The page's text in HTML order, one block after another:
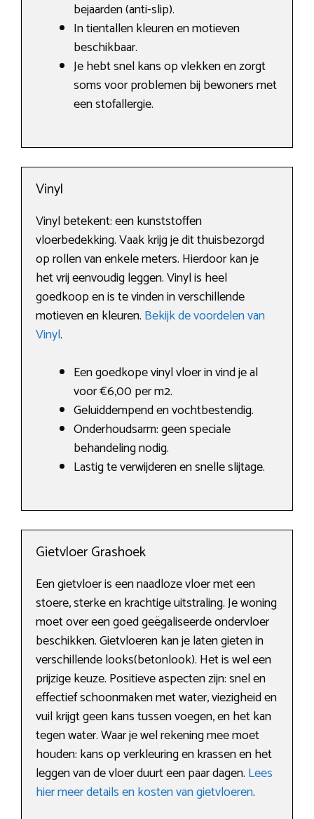
bejaarden (anti-slip).
In tientallen kleuren en motieven
beschikbaar.
Je hebt snel kans op vlekken en zorgt
soms voor problemen bij bewoners met
een stofallergie.
Vinyl
Vinyl betekent: een kunststoffen
vloerbedekking. Vaak krijg je dit thuisbezorgd
op rollen van enkele meters. Hierdoor kan je
het vrij eenvoudig leggen. Vinyl is heel
goedkoop en is te vinden in verschillende
motieven en kleuren. Bekijk de voordelen van
Vinyl.
Een goedkope vinyl vloer in vind je al
voor €6,00 per m2.
Geluiddempend en vochtbestendig.
Onderhoudsarm: geen speciale
behandeling nodig.
Lastig te verwijderen en snelle slijtage.
Gietvloer Grashoek
Een gietvloer is een naadloze vloer met een
stoere, sterke en krachtige uitstraling. Je woning
moet over een goed geëgaliseerde ondervloer
beschikken. Gietvloeren kan je laten gieten in
verschillende looks(betonlook). Het is wel een
prijzige keuze. Positieve aspecten zijn: snel en
effectief schoonmaken met water, viezigheid en
vuil krijgt geen kans tussen voegen, en het kan
tegen water. Waar je wel rekening mee moet
houden: kans op verkleuring en krassen en het
leggen van de vloer duurt een paar dagen. Lees
hier meer details en kosten van gietvloeren.